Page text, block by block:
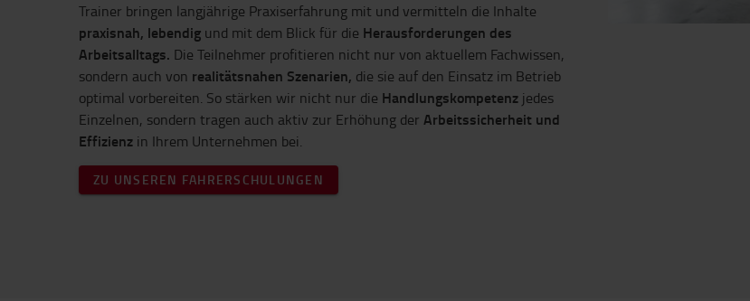
Trainer bringen langjährige Praxiserfahrung mit und vermitteln die Inhalte
praxisnah, lebendig und mit dem Blick für die Herausforderungen des
Arbeitsalltags. Die Teilnehmer profitieren nicht nur von aktuellem Fachwissen,
sondern auch von realitätsnahen Szenarien, die sie auf den Einsatz im Betrieb
optimal vorbereiten. So stärken wir nicht nur die Handlungskompetenz jedes
Einzelnen, sondern tragen auch aktiv zur Erhöhung der Arbeitssicherheit und
Effizienz in Ihrem Unternehmen bei.
ZU UNSEREN FAHRERSCHULUNGEN